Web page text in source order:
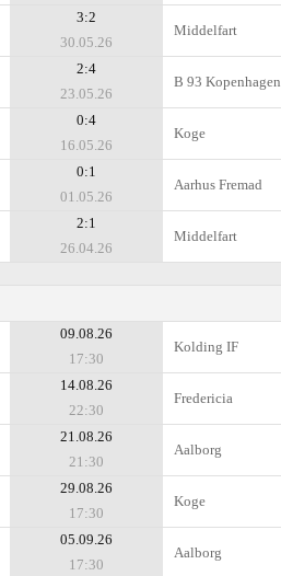
3:2
30.05.26
Middelfart
2:4
23.05.26
B 93 Kopenhagen
0:4
16.05.26
Koge
0:1
01.05.26
Aarhus Fremad
2:1
26.04.26
Middelfart
09.08.26
17:30
Kolding IF
14.08.26
22:30
Fredericia
21.08.26
21:30
Aalborg
29.08.26
17:30
Koge
05.09.26
17:30
Aalborg